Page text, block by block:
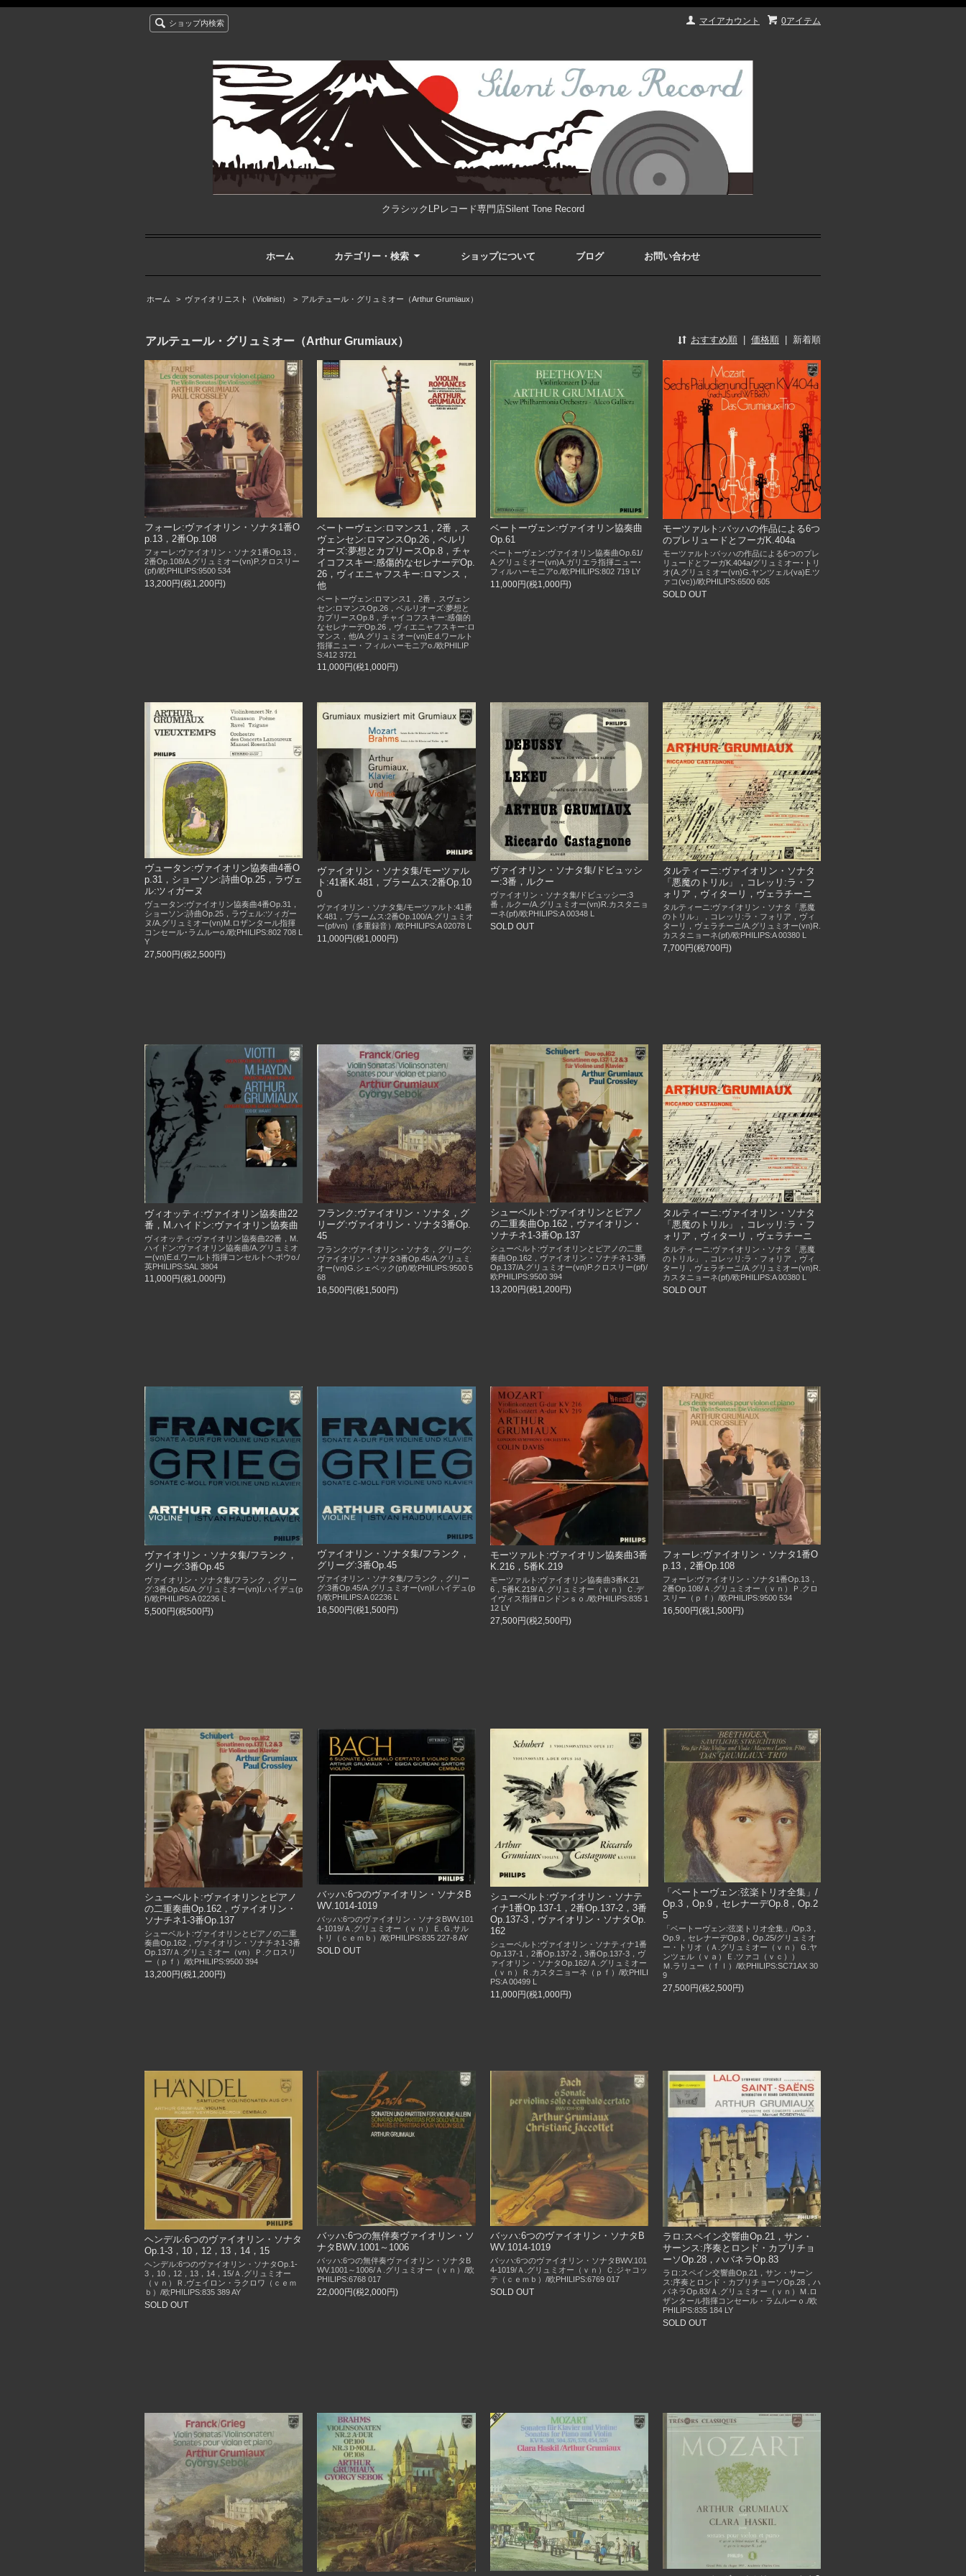
0アイテム
マイアカウント
ショップ内検索
クラシックLPレコード専門店Silent Tone Record
ホーム カテゴリー・検索 ショップについて ブログ お問い合わせ
ホーム > ヴァイオリニスト（Violinist） > アルテュール・グリュミオー（Arthur Grumiaux）
アルテュール・グリュミオー（Arthur Grumiaux） おすすめ順 価格順 新着順
フォーレ:ヴァイオリン・ソナタ1番O
p.13，2番Op.108
フォーレ:ヴァイオリン・ソナタ1番Op.13，
2番Op.108/A.グリュミオー(vn)P.クロスリー
(pf)/欧PHILIPS:9500 534
13,200円(税1,200円)
ベートーヴェン:ロマンス1，2番，ス
ヴェンセン:ロマンスOp.26，ベルリ
オーズ:夢想とカプリースOp.8，チャ
イコフスキー:感傷的なセレナーデOp.
26，ヴィエニャフスキー:ロマンス，
他
ベートーヴェン:ロマンス1，2番，スヴェン
セン:ロマンスOp.26，ベルリオーズ:夢想と
カプリースOp.8，チャイコフスキー:感傷的
なセレナーデOp.26，ヴィエニャフスキー:ロ
マンス，他/A.グリュミオー(vn)E.d.ワールト
指揮ニュー・フィルハーモニアo./欧PHILIP
S:412 3721
11,000円(税1,000円)
ベートーヴェン:ヴァイオリン協奏曲
Op.61
ベートーヴェン:ヴァイオリン協奏曲Op.61/
A.グリュミオー(vn)A.ガリエラ指揮ニュー･
フィルハーモニアo./欧PHILIPS:802 719 LY
11,000円(税1,000円)
モーツァルト:バッハの作品による6つ
のプレリュードとフーガK.404a
モーツァルト:バッハの作品による6つのプレ
リュードとフーガK.404a/グリュミオー･トリ
オ(A.グリュミオー(vn)G.ヤンツェル(va)E.ツ
ァコ(vc))/欧PHILIPS:6500 605
SOLD OUT
ヴュータン:ヴァイオリン協奏曲4番O
p.31，ショーソン:詩曲Op.25，ラヴェ
ル:ツィガーヌ
ヴュータン:ヴァイオリン協奏曲4番Op.31，
ショーソン:詩曲Op.25，ラヴェル:ツィガー
ヌ/A.グリュミオー(vn)M.ロザンタール指揮
コンセール･ラムルーo./欧PHILIPS:802 708 L
Y
27,500円(税2,500円)
ヴァイオリン・ソナタ集/モーツァル
ト:41番K.481，ブラームス:2番Op.10
0
ヴァイオリン・ソナタ集/モーツァルト:41番
K.481，ブラームス:2番Op.100/A.グリュミオ
ー(pf/vn)（多重録音）/欧PHILIPS:A 02078 L
11,000円(税1,000円)
ヴァイオリン・ソナタ集/ドビュッシ
ー:3番，ルクー
ヴァイオリン・ソナタ集/ドビュッシー:3
番，ルクー/A.グリュミオー(vn)R.カスタニョ
ーネ(pf)/欧PHILIPS:A 00348 L
SOLD OUT
タルティーニ:ヴァイオリン・ソナタ
「悪魔のトリル」，コレッリ:ラ・フ
ォリア，ヴィターリ，ヴェラチーニ
タルティーニ:ヴァイオリン・ソナタ「悪魔
のトリル」，コレッリ:ラ・フォリア，ヴィ
ターリ，ヴェラチーニ/A.グリュミオー(vn)R.
カスタニョーネ(pf)/欧PHILIPS:A 00380 L
7,700円(税700円)
ヴィオッティ:ヴァイオリン協奏曲22
番，M.ハイドン:ヴァイオリン協奏曲
ヴィオッティ:ヴァイオリン協奏曲22番，M.
ハイドン:ヴァイオリン協奏曲/A.グリュミオ
ー(vn)E.d.ワールト指揮コンセルトヘボウo./
英PHILIPS:SAL 3804
11,000円(税1,000円)
フランク:ヴァイオリン・ソナタ，グ
リーグ:ヴァイオリン・ソナタ3番Op.
45
フランク:ヴァイオリン・ソナタ，グリーグ:
ヴァイオリン・ソナタ3番Op.45/A.グリュミ
オー(vn)G.シェベック(pf)/欧PHILIPS:9500 5
68
16,500円(税1,500円)
シューベルト:ヴァイオリンとピアノ
の二重奏曲Op.162，ヴァイオリン・
ソナチネ1-3番Op.137
シューベルト:ヴァイオリンとピアノの二重
奏曲Op.162，ヴァイオリン・ソナチネ1-3番
Op.137/A.グリュミオー(vn)P.クロスリー(pf)/
欧PHILIPS:9500 394
13,200円(税1,200円)
タルティーニ:ヴァイオリン・ソナタ
「悪魔のトリル」，コレッリ:ラ・フ
ォリア，ヴィターリ，ヴェラチーニ
タルティーニ:ヴァイオリン・ソナタ「悪魔
のトリル」，コレッリ:ラ・フォリア，ヴィ
ターリ，ヴェラチーニ/A.グリュミオー(vn)R.
カスタニョーネ(pf)/欧PHILIPS:A 00380 L
SOLD OUT
ヴァイオリン・ソナタ集/フランク，
グリーグ:3番Op.45
ヴァイオリン・ソナタ集/フランク，グリー
グ:3番Op.45/A.グリュミオー(vn)I.ハイデュ(p
f)/欧PHILIPS:A 02236 L
5,500円(税500円)
ヴァイオリン・ソナタ集/フランク，
グリーグ:3番Op.45
ヴァイオリン・ソナタ集/フランク，グリー
グ:3番Op.45/A.グリュミオー(vn)I.ハイデュ(p
f)/欧PHILIPS:A 02236 L
16,500円(税1,500円)
モーツァルト:ヴァイオリン協奏曲3番
K.216，5番K.219
モーツァルト:ヴァイオリン協奏曲3番K.21
6，5番K.219/Ａ.グリュミオー（ｖｎ）Ｃ.デ
イヴィス指揮ロンドンｓｏ./欧PHILIPS:835 1
12 LY
27,500円(税2,500円)
フォーレ:ヴァイオリン・ソナタ1番O
p.13，2番Op.108
フォーレ:ヴァイオリン・ソナタ1番Op.13，
2番Op.108/Ａ.グリュミオー（ｖｎ）Ｐ.クロ
スリー（ｐｆ）/欧PHILIPS:9500 534
16,500円(税1,500円)
シューベルト:ヴァイオリンとピアノ
の二重奏曲Op.162，ヴァイオリン・
ソナチネ1-3番Op.137
シューベルト:ヴァイオリンとピアノの二重
奏曲Op.162，ヴァイオリン・ソナチネ1-3番
Op.137/Ａ.グリュミオー（vn）Ｐ.クロスリ
ー（ｐｆ）/欧PHILIPS:9500 394
13,200円(税1,200円)
バッハ:6つのヴァイオリン・ソナタB
WV.1014-1019
バッハ:6つのヴァイオリン・ソナタBWV.101
4-1019/Ａ.グリュミオー（ｖｎ）Ｅ.Ｇ.サル
トリ（ｃｅｍｂ）/欧PHILIPS:835 227-8 AY
SOLD OUT
シューベルト:ヴァイオリン・ソナテ
ィナ1番Op.137-1，2番Op.137-2，3番
Op.137-3，ヴァイオリン・ソナタOp.
162
シューベルト:ヴァイオリン・ソナティナ1番
Op.137-1，2番Op.137-2，3番Op.137-3，ヴ
ァイオリン・ソナタOp.162/Ａ.グリュミオー
（ｖｎ）Ｒ.カスタニョーネ（ｐｆ）/欧PHILI
PS:A 00499 L
11,000円(税1,000円)
「ベートーヴェン:弦楽トリオ全集」/
Op.3，Op.9，セレナーデOp.8，Op.2
5
「ベートーヴェン:弦楽トリオ全集」/Op.3，
Op.9，セレナーデOp.8，Op.25/グリュミオ
ー・トリオ（Ａ.グリュミオー（ｖｎ）Ｇ.ヤ
ンツェル（ｖａ）Ｅ.ツァコ（ｖｃ））
Ｍ.ラリュー（ｆｌ）/欧PHILIPS:SC71AX 30
9
27,500円(税2,500円)
ヘンデル:6つのヴァイオリン・ソナタ
Op.1-3，10，12，13，14，15
ヘンデル:6つのヴァイオリン・ソナタOp.1-
3，10，12，13，14，15/Ａ.グリュミオー
（ｖｎ）Ｒ.ヴェイロン・ラクロワ（ｃｅｍ
ｂ）/欧PHILIPS:835 389 AY
SOLD OUT
バッハ:6つの無伴奏ヴァイオリン・ソ
ナタBWV.1001～1006
バッハ:6つの無伴奏ヴァイオリン・ソナタB
WV.1001～1006/Ａ.グリュミオー（ｖｎ）/欧
PHILIPS:6768 017
22,000円(税2,000円)
バッハ:6つのヴァイオリン・ソナタB
WV.1014-1019
バッハ:6つのヴァイオリン・ソナタBWV.101
4-1019/Ａ.グリュミオー（ｖｎ）Ｃ.ジャコッ
テ（ｃｅｍｂ）/欧PHILIPS:6769 017
SOLD OUT
ラロ:スペイン交響曲Op.21，サン・
サーンス:序奏とロンド・カプリチョ
ーソOp.28，ハバネラOp.83
ラロ:スペイン交響曲Op.21，サン・サーン
ス:序奏とロンド・カプリチョーソOp.28，ハ
バネラOp.83/Ａ.グリュミオー（ｖｎ）Ｍ.ロ
ザンタール指揮コンセール・ラムルーｏ./欧
PHILIPS:835 184 LY
SOLD OUT